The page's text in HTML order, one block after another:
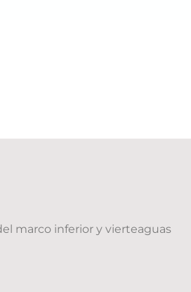
marco inferior y vierteaguas